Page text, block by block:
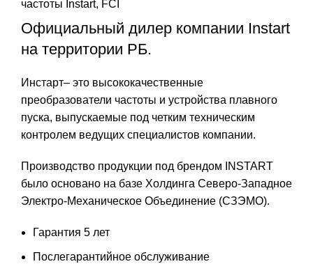
частоты Instart, FCI
Официальный дилер компании Instart
на территории РБ.
Инстарт– это высококачественные
преобразователи частоты и устройства плавного
пуска, выпускаемые под четким техническим
контролем ведущих специалистов компании.
Производство продукции под брендом INSTART
было основано на базе Холдинга Северо-Западное
Электро-Механическое Объединение (СЗЭМО).
Гарантия 5 лет
Послегарантийное обслуживание